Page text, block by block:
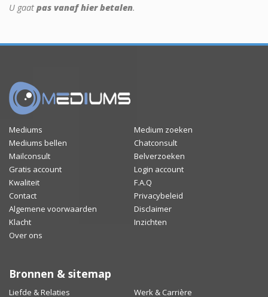
U gaat pas vanaf hier betalen.
Mediums
Medium zoeken
Mediums bellen
Chatconsult
Mailconsult
Belverzoeken
Gratis account
Login account
Kwaliteit
F.A.Q
Contact
Privacybeleid
Algemene voorwaarden
Disclaimer
Klacht
Inzichten
Over ons
Bronnen & sitemap
Liefde & Relaties Werk & Carrière